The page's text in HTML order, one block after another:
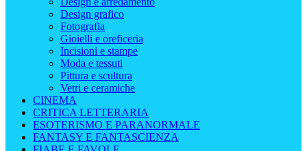
Design grafico
Fotografia
Gioielli e oreficeria
Incisioni e stampe
Moda e tessuti
Pittura e scultura
Vetri e ceramiche
CINEMA
CRITICA LETTERARIA
ESOTERISMO E PARANORMALE
FANTASY E FANTASCIENZA